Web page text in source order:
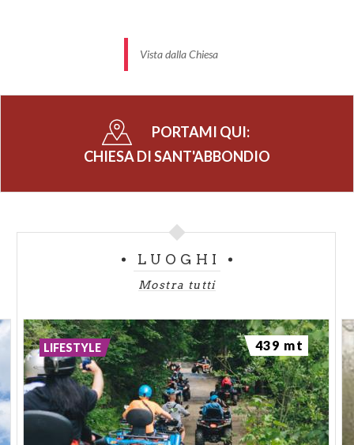
FONTE: ITINERARI TRA STORIA E ARTE, COMUNITÀ VALTELLINA DI
Vista dalla Chiesa
PORTAMI QUI:
CHIESA DI SANT'ABBONDIO
LUOGHI
Mostra tutti
LIFESTYLE 439 mt